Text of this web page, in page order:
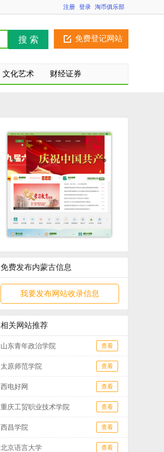
注册 登录 淘币俱乐部
免费登记网站
搜 索
文化艺术 财经证券
免费发布内蒙古信息
我要发布网站收录信息
相关网站推荐
山东青年政治学院 查看
太原师范学院 查看
西电好网 查看
重庆工贸职业技术学院 查看
西昌学院 查看
北京语言大学 查看